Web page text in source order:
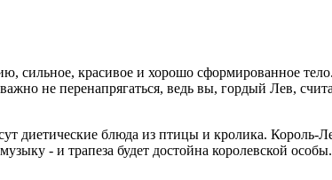
сильное, красивое и хорошо сформированное
не перенапрягаться, ведь вы, гордый Лев,
диетические блюда из птицы и кролика. Король-
- и трапеза будет достойна королевской особы.